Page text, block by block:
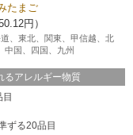
たまご
円）
、東北、関東、甲信越、北
中国、四国、九州
るアレルギー物質
ずる20品目